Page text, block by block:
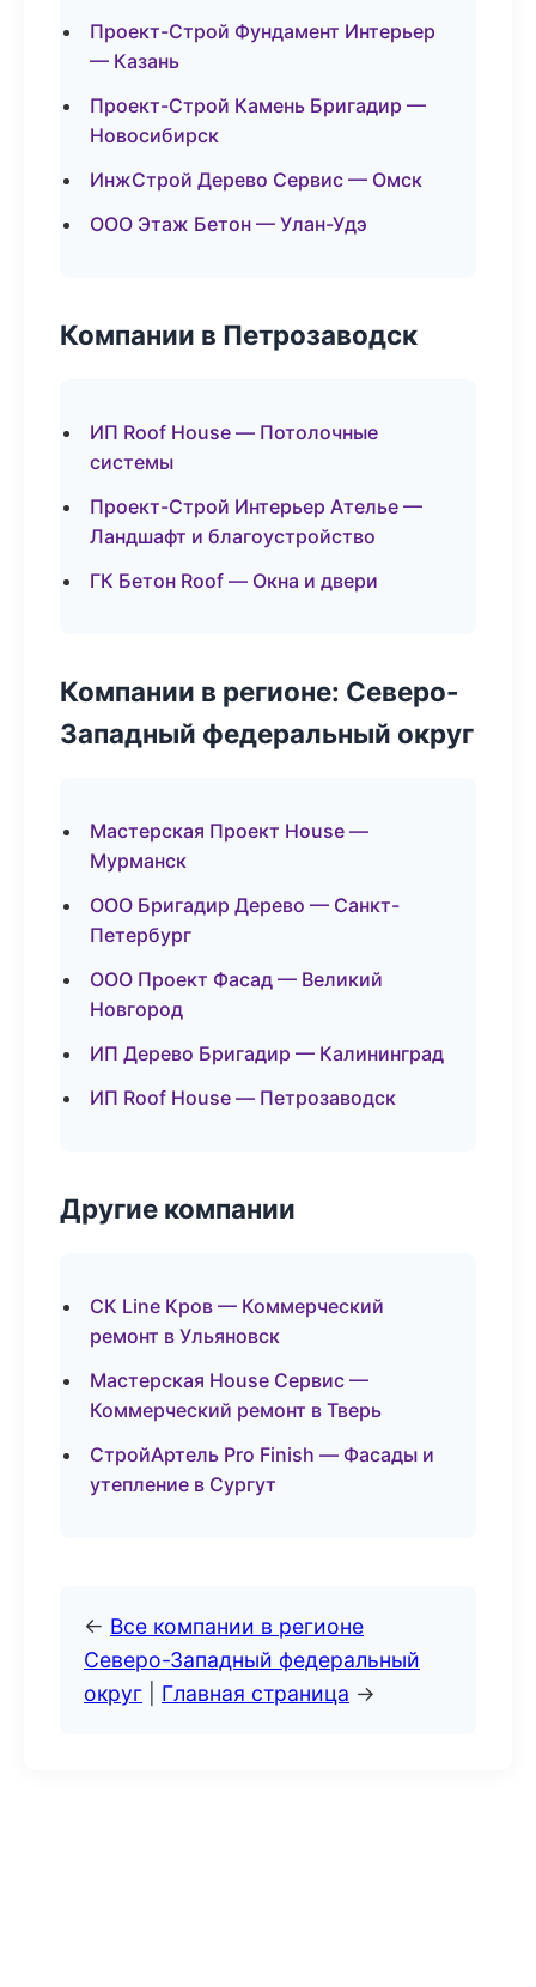
Проект-Строй Фундамент Интерьер
— Казань
Проект-Строй Камень Бригадир —
Новосибирск
ИнжСтрой Дерево Сервис — Омск
ООО Этаж Бетон — Улан-Удэ
Компании в Петрозаводск
ИП Roof House — Потолочные
системы
Проект-Строй Интерьер Ателье —
Ландшафт и благоустройство
ГК Бетон Roof — Окна и двери
Компании в регионе: Северо-
Западный федеральный округ
Мастерская Проект House —
Мурманск
ООО Бригадир Дерево — Санкт-
Петербург
ООО Проект Фасад — Великий
Новгород
ИП Дерево Бригадир — Калининград
ИП Roof House — Петрозаводск
Другие компании
СК Line Кров — Коммерческий
ремонт в Ульяновск
Мастерская House Сервис —
Коммерческий ремонт в Тверь
СтройАртель Pro Finish — Фасады и
утепление в Сургут
← Все компании в регионе
Северо-Западный федеральный
округ
Главная страница →